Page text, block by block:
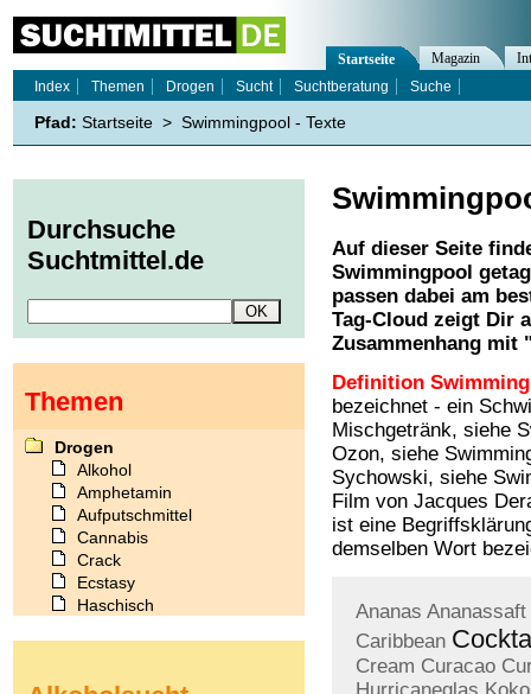
Auf dieser Seite
Swimmingpool
passen dabei am
Tag-Cloud zeigt Dir
Zusammenhang mit
Definition
bezeichnet - ein
Mischgetränk, siehe
Ozon, siehe
Sychowski, siehe
Film von Jacques
ist eine
demselben Wort
Ananas Ananassaft
Caribbean
Cream Curacao
Hurricaneglas
Startseite Magazin
Index
Themen Drogen Sucht Suchtberatung Suche
Pfad: Startseite > Swimmingpool - Texte
Durchsuche
Suchtmittel.de
Themen
Drogen
Alkohol
Amphetamin
Aufputschmittel
Cannabis
Crack
Ecstasy
Haschisch